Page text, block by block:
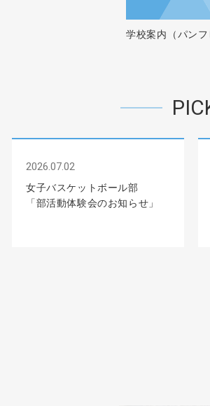
学校案内（パン
2026.07.02
女子バスケットボール部
「部活動体験会のお知らせ」